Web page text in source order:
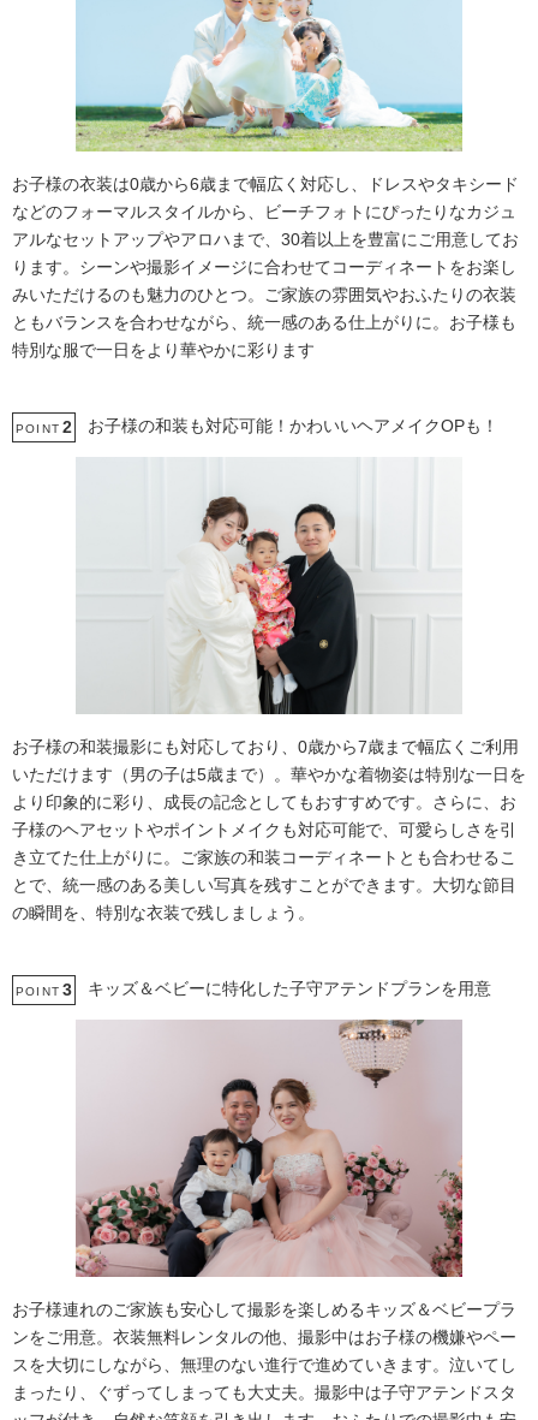
お子様の衣装は0歳から6歳まで幅広く対応し、ドレスやタキシード
などのフォーマルスタイルから、ビーチフォトにぴったりなカジュ
アルなセットアップやアロハまで、30着以上を豊富にご用意してお
ります。シーンや撮影イメージに合わせてコーディネートをお楽し
みいただけるのも魅力のひとつ。ご家族の雰囲気やおふたりの衣装
ともバランスを合わせながら、統一感のある仕上がりに。お子様も
特別な服で一日をより華やかに彩ります
POINT 2 お子様の和装も対応可能！かわいいヘアメイクOPも！
お子様の和装撮影にも対応しており、0歳から7歳まで幅広くご利用
いただけます（男の子は5歳まで）。華やかな着物姿は特別な一日を
より印象的に彩り、成長の記念としてもおすすめです。さらに、お
子様のヘアセットやポイントメイクも対応可能で、可愛らしさを引
き立てた仕上がりに。ご家族の和装コーディネートとも合わせるこ
とで、統一感のある美しい写真を残すことができます。大切な節目
の瞬間を、特別な衣装で残しましょう。
POINT 3 キッズ＆ベビーに特化した子守アテンドプランを用意
お子様連れのご家族も安心して撮影を楽しめるキッズ＆ベビープラ
ンをご用意。衣装無料レンタルの他、撮影中はお子様の機嫌やペー
スを大切にしながら、無理のない進行で進めていきます。泣いてし
まったり、ぐずってしまっても大丈夫。撮影中は子守アテンドスタ